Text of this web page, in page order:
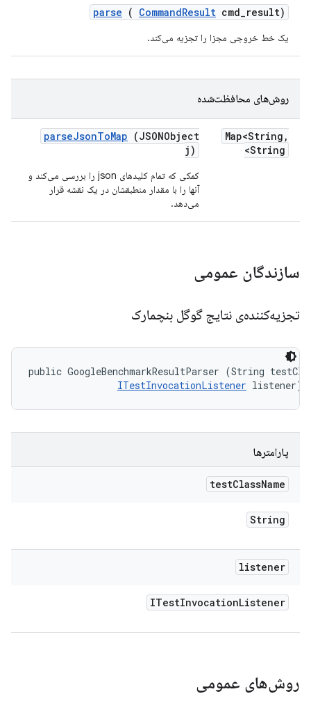
parse ( CommandResult cmd_result)
یک خط خروجی مجزا را تجزیه می‌کند.
روش‌های محافظت‌شده
Map<String ,
String>
parseJsonToMap (JSONObject
j)
کمکی که تمام کلیدهای json را بررسی می‌کند و
آنها را با مقدار منطبقشان در یک نقشه قرار
می‌دهد.
سازندگان عمومی
تجزیه‌کننده‌ی نتایج گوگل بنچمارک
public GoogleBenchmarkResultParser (String
ITestInvocationListener listener)
پارامترها
testClassName
String
listener
ITestInvocationListener
روش‌های عمومی